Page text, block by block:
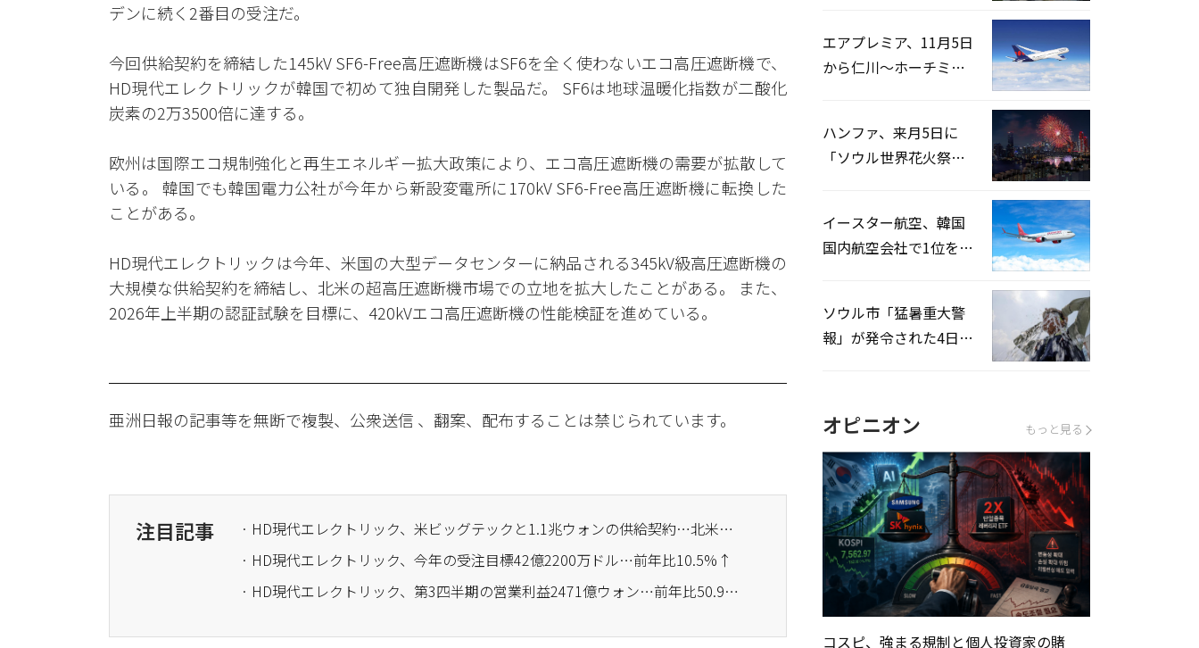
デンに続く2番目の受注だ。
今回供給契約を締結した145kV SF6-Free高圧遮断機はSF6を全く使わないエコ高圧遮断機で、
HD現代エレクトリックが韓国で初めて独自開発した製品だ。 SF6は地球温暖化指数が二酸化
炭素の2万3500倍に達する。
欧州は国際エコ規制強化と再生エネルギー拡大政策により、エコ高圧遮断機の需要が拡散して
いる。 韓国でも韓国電力公社が今年から新設変電所に170kV SF6-Free高圧遮断機に転換した
ことがある。
HD現代エレクトリックは今年、米国の大型データセンターに納品される345kV級高圧遮断機の
大規模な供給契約を締結し、北米の超高圧遮断機市場での立地を拡大したことがある。 また、
2026年上半期の認証試験を目標に、420kVエコ高圧遮断機の性能検証を進めている。
亜洲日報の記事等を無断で複製、公衆送信 、翻案、配布することは禁じられています。
注目記事
· HD現代エレクトリック、米ビッグテックと1.1兆ウォンの供給契約…北米データセンター攻略に拍車
· HD現代エレクトリック、今年の受注目標42億2200万ドル…前年比10.5%↑
· HD現代エレクトリック、第3四半期の営業利益2471億ウォン…前年比50.9%↑
エアプレミア、11月5日
から仁川〜ホーチミン
ハンファ、来月5日に
「ソウル世界花火祭り
イースター航空、韓国
国内航空会社で1位を記
ソウル市「猛暑重大警
報」が発令された4日、
オピニオン もっと見る
コスピ、強まる規制と個人投資家の賭